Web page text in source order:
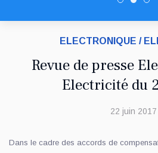
ELECTRONIQUE /
Revue de presse
Electricité du
22 juin 2017
Dans le cadre des accords de